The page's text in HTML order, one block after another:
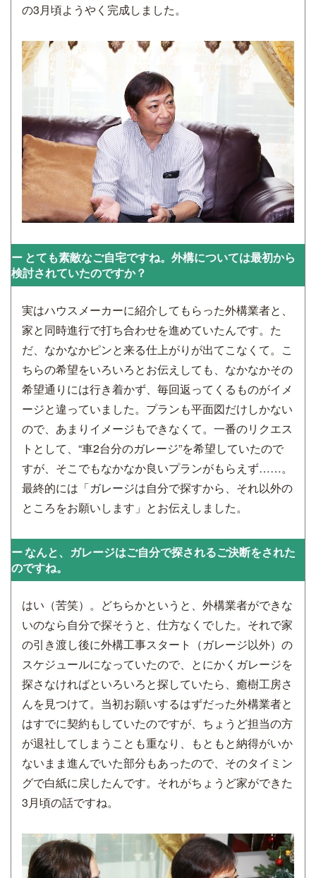
の3月頃ようやく完成しました。
とても素敵なご自宅ですね。外構については最初から
検討されていたのですか？
実はハウスメーカーに紹介してもらった外構業者と、
家と同時進行で打ち合わせを進めていたんです。た
だ、なかなかピンと来る仕上がりが出てこなくて。こ
ちらの希望をいろいろとお伝えしても、なかなかその
希望通りには行き着かず、毎回返ってくるものがイメ
ージと違っていました。プランも平面図だけしかない
ので、あまりイメージもできなくて。一番のリクエス
トとして、“車2台分のガレージ”を希望していたので
すが、そこでもなかなか良いプランがもらえず……。
最終的には「ガレージは自分で探すから、それ以外の
ところをお願いします」とお伝えしました。
なんと、ガレージはご自分で探されるご決断をされた
のですね。
はい（苦笑）。どちらかというと、外構業者ができな
いのなら自分で探そうと、仕方なくでした。それで家
の引き渡し後に外構工事スタート（ガレージ以外）の
スケジュールになっていたので、とにかくガレージを
探さなければといろいろと探していたら、癒樹工房さ
んを見つけて。当初お願いするはずだった外構業者と
はすでに契約もしていたのですが、ちょうど担当の方
が退社してしまうことも重なり、もともと納得がいか
ないまま進んでいた部分もあったので、そのタイミン
グで白紙に戻したんです。それがちょうど家ができた
3月頃の話ですね。